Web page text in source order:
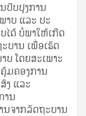
ປັບປຸງການ
າບ ແລະ ປະ
ໄດ້ ບໍ່ພາໃຫ້ເກີດ
ານ ເພື່ອເຮັດ
ໂດຍສະເພາະ
ມຄອງການ
ງ ແລະ
ານ
ຈາກລັດຖະບານ